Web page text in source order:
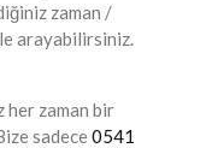
zaman /
arayabilirsiniz.
her zaman bir
sadece0541